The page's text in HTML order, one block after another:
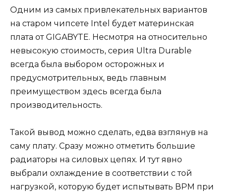
Одним из самых привлекательных вариантов
на старом чипсете Intel будет материнская
плата от GIGABYTE. Несмотря на относительно
невысокую стоимость, серия Ultra Durable
всегда была выбором осторожных и
предусмотрительных, ведь главным
преимуществом здесь всегда была
производительность.
Такой вывод можно сделать, едва взглянув на
саму плату. Сразу можно отметить большие
радиаторы на силовых цепях. И тут явно
выбрали охлаждение в соответствии с той
нагрузкой, которую будет испытывать ВРМ при